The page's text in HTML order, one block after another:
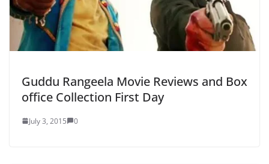
Guddu Rangeela Movie Reviews and Box
office Collection First Day
July 3, 2015 0